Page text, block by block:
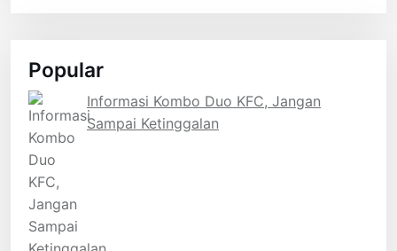
Popular
Informasi Kombo Duo KFC, Jangan
Sampai Ketinggalan